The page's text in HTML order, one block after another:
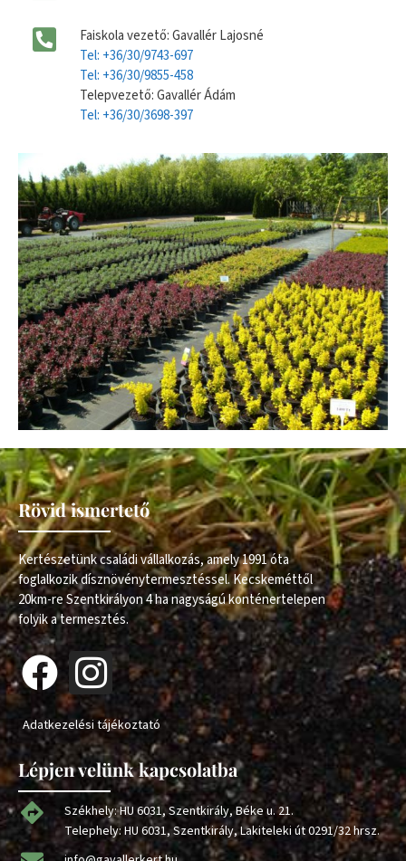
Faiskola vezető: Gavallér Lajosné
Tel: +36/30/9743-697
Tel: +36/30/9855-458
Telepvezető: Gavallér Ádám
Tel: +36/30/3698-397
Rövid ismertető
Kertészetünk családi vállalkozás, amely 1991 óta
foglalkozik dísznövénytermesztéssel. Kecskeméttől
20km-re Szentkirályon 4 ha nagyságú konténertelepen
folyik a termesztés.
Adatkezelési tájékoztató
Lépjen velünk kapcsolatba
Székhely: HU 6031, Szentkirály, Béke u. 21.
Telephely: HU 6031, Szentkirály, Lakiteleki út 0291/32 hrsz.